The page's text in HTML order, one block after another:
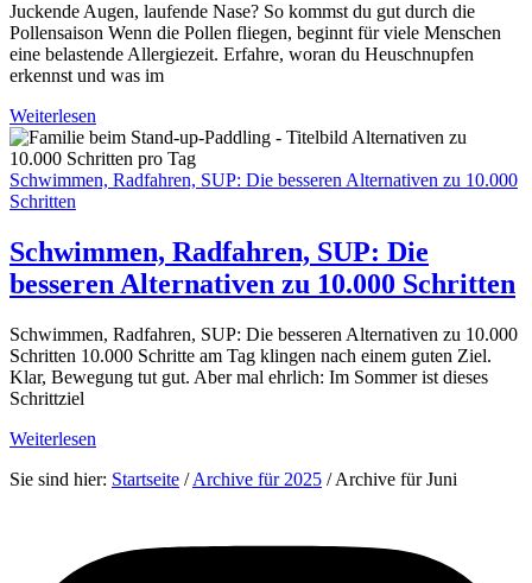
Juckende Augen, laufende Nase? So kommst du gut durch die
Pollensaison Wenn die Pollen fliegen, beginnt für viele Menschen
eine belastende Allergiezeit. Erfahre, woran du Heuschnupfen
erkennst und was im
Weiterlesen
Schwimmen, Radfahren, SUP: Die besseren Alternativen zu 10.000
Schritten
Schwimmen, Radfahren, SUP: Die
besseren Alternativen zu 10.000 Schritten
Schwimmen, Radfahren, SUP: Die besseren Alternativen zu 10.000
Schritten 10.000 Schritte am Tag klingen nach einem guten Ziel.
Klar, Bewegung tut gut. Aber mal ehrlich: Im Sommer ist dieses
Schrittziel
Weiterlesen
Sie sind hier: Startseite /Archive für 2025 /Archive für Juni